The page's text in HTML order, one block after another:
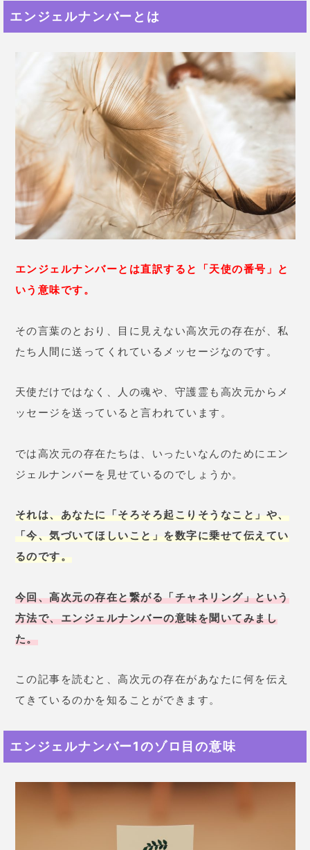
エンジェルナンバーとは
エンジェルナンバーとは直訳すると「天使の番号」と
いう意味です。
その言葉のとおり、目に見えない高次元の存在が、私
たち人間に送ってくれているメッセージなのです。
天使だけではなく、人の魂や、守護霊も高次元からメ
ッセージを送っていると言われています。
では高次元の存在たちは、いったいなんのためにエン
ジェルナンバーを見せているのでしょうか。
それは、あなたに「そろそろ起こりそうなこと」や、
「今、気づいてほしいこと」を数字に乗せて伝えてい
るのです。
今回、高次元の存在と繋がる「チャネリング」という
方法で、エンジェルナンバーの意味を聞いてみまし
た。
この記事を読むと、高次元の存在があなたに何を伝え
てきているのかを知ることができます。
エンジェルナンバー1のゾロ目の意味